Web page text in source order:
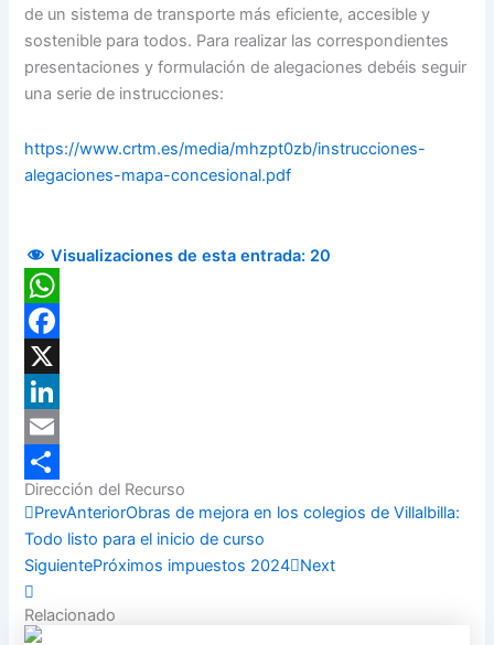
de un sistema de transporte más eficiente, accesible y
sostenible para todos. Para realizar las correspondientes
presentaciones y formulación de alegaciones debéis seguir
una serie de instrucciones:
https://www.crtm.es/media/mhzpt0zb/instrucciones-
alegaciones-mapa-concesional.pdf
Visualizaciones de esta entrada: 20
WhatsApp
Facebook
X
LinkedIn
Email
Compartir
Dirección del Recurso
PrevAnteriorObras de mejora en los colegios de Villalbilla:
Todo listo para el inicio de curso
SiguientePróximos impuestos 2024 Next
Relacionado